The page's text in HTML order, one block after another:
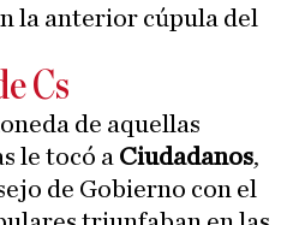
la anterior cúpula del
Cs
de aquellas
le tocó a Ciudadanos,
de Gobierno con el